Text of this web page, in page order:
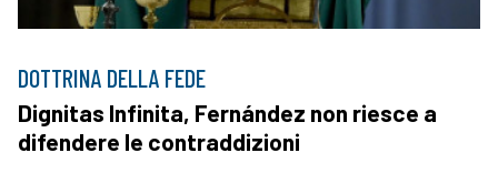
DOTTRINA DELLA FEDE
Dignitas Infinita, Fernández non riesce a
difendere le contraddizioni